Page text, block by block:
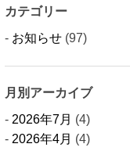
カテゴリー
お知らせ (97)
月別アーカイブ
2026年7月 (4)
2026年4月 (4)